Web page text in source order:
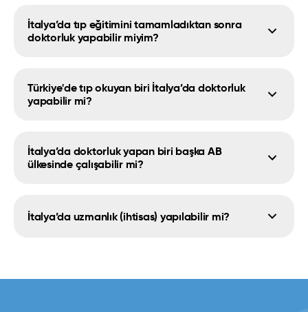
İtalya’da tıp eğitimini tamamladıktan sonra
doktorluk yapabilir miyim?
Türkiye'de tıp okuyan biri İtalya’da doktorluk
yapabilir mi?
İtalya’da doktorluk yapan biri başka AB
ülkesinde çalışabilir mi?
İtalya’da uzmanlık (ihtisas) yapılabilir mi?